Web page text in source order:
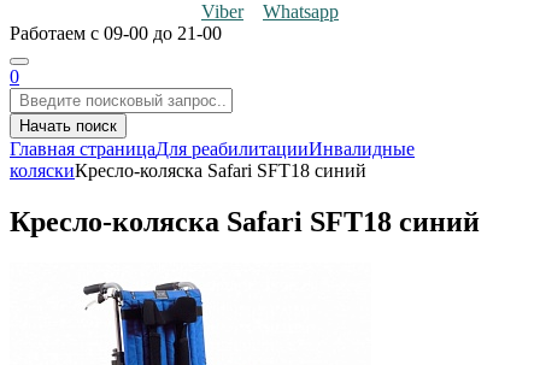
Viber
Whatsapp
Работаем с 09-00 до 21-00
0
Начать поиск
Главная страницаДля реабилитацииИнвалидные
коляскиКресло-коляска Safari SFT18 синий
Кресло-коляска Safari SFT18 синий